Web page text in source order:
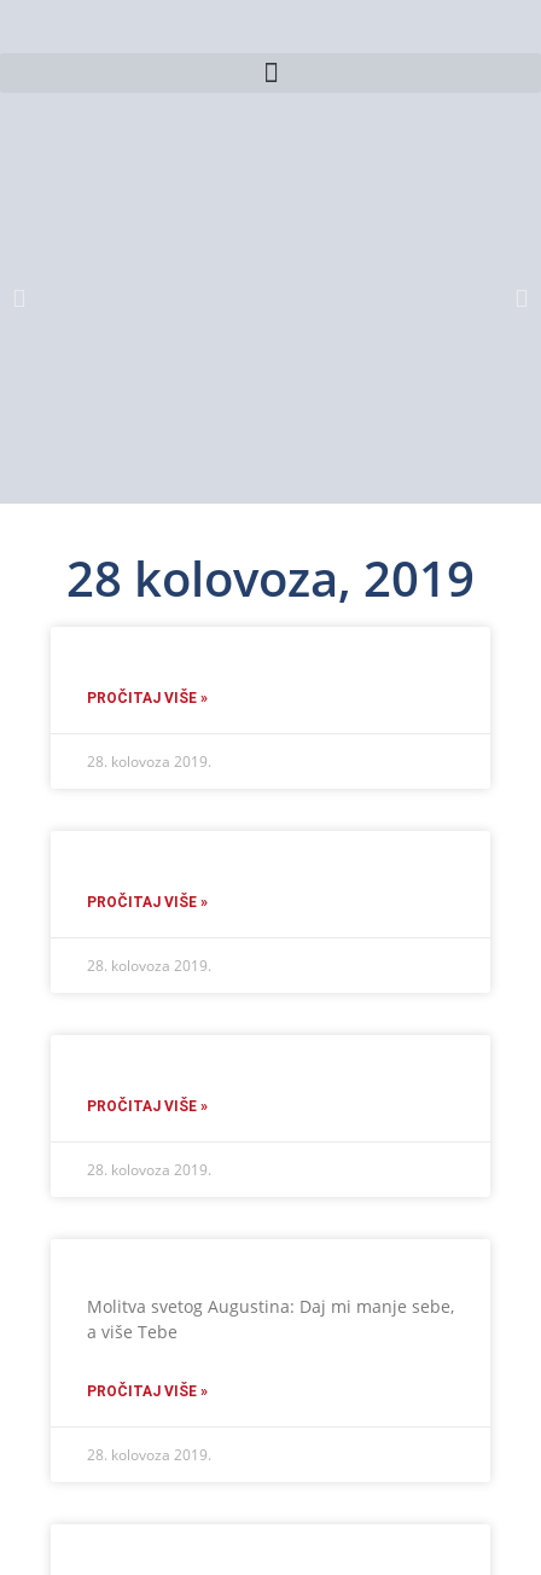
28 kolovoza, 2019
PROČITAJ VIŠE »
28. kolovoza 2019.
PROČITAJ VIŠE »
28. kolovoza 2019.
PROČITAJ VIŠE »
28. kolovoza 2019.
Molitva svetog Augustina: Daj mi manje sebe,
a više Tebe
PROČITAJ VIŠE »
28. kolovoza 2019.